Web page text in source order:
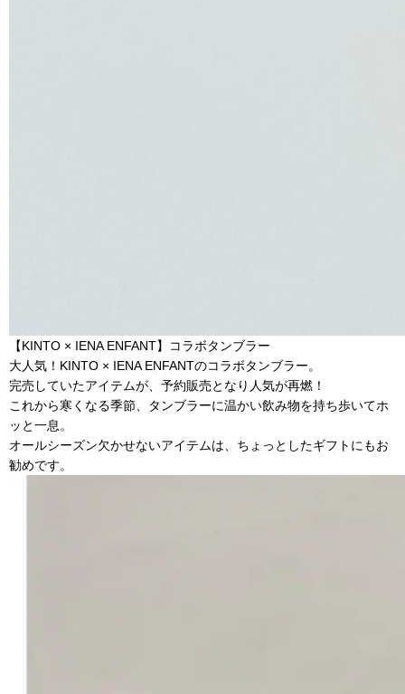
【KINTO × IENA ENFANT】コラボタンブラー
大人気！KINTO × IENA ENFANTのコラボタンブラー。
完売していたアイテムが、予約販売となり人気が再燃！
これから寒くなる季節、タンブラーに温かい飲み物を持ち歩いてホ
ッと一息。
オールシーズン欠かせないアイテムは、ちょっとしたギフトにもお
勧めです。